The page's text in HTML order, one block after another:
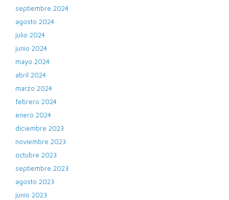
septiembre 2024
agosto 2024
julio 2024
junio 2024
mayo 2024
abril 2024
marzo 2024
febrero 2024
enero 2024
diciembre 2023
noviembre 2023
octubre 2023
septiembre 2023
agosto 2023
junio 2023